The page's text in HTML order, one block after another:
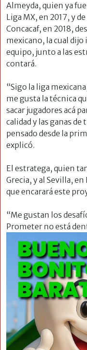
Almeyda, quien ya
Liga MX, en 2017, y
Concacaf, en 2018,
mexicano, la cual
equipo, junto a las
contará.
“Sigo la liga
me gusta la técnica
sacar jugadores acá
calidad y las ganas
pensado desde la
explicó.
El estratega, quien
Grecia, y al Sevilla,
que encarará este
“Me gustan los
Prometer no está